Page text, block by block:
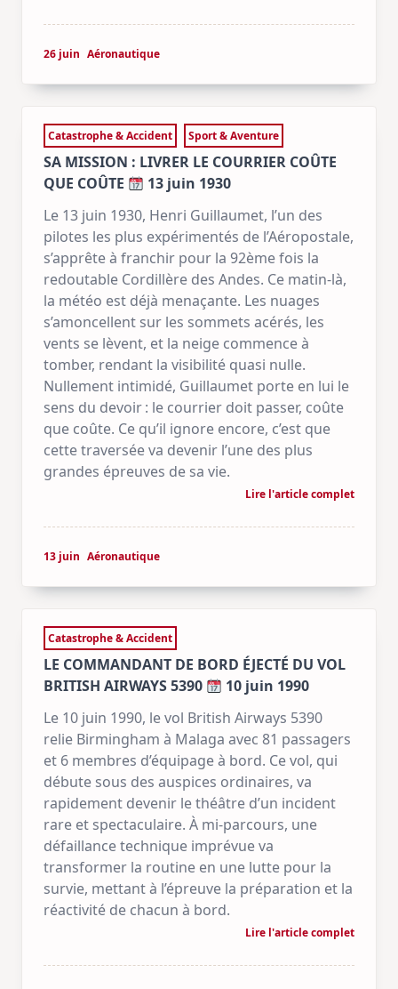
26 juin Aéronautique
Catastrophe & Accident Sport & Aventure
SA MISSION : LIVRER LE COURRIER COÛTE
QUE COÛTE
13 juin 1930
Le 13 juin 1930, Henri Guillaumet, l’un des
pilotes les plus expérimentés de l’Aéropostale,
s’apprête à franchir pour la 92ème fois la
redoutable Cordillère des Andes. Ce matin-là,
la météo est déjà menaçante. Les nuages
s’amoncellent sur les sommets acérés, les
vents se lèvent, et la neige commence à
tomber, rendant la visibilité quasi nulle.
Nullement intimidé, Guillaumet porte en lui le
sens du devoir : le courrier doit passer, coûte
que coûte. Ce qu’il ignore encore, c’est que
cette traversée va devenir l’une des plus
grandes épreuves de sa vie.
Lire l'article complet
13 juin Aéronautique
Catastrophe & Accident
LE COMMANDANT DE BORD ÉJECTÉ DU VOL
BRITISH AIRWAYS 5390
10 juin 1990
Le 10 juin 1990, le vol British Airways 5390
relie Birmingham à Malaga avec 81 passagers
et 6 membres d’équipage à bord. Ce vol, qui
débute sous des auspices ordinaires, va
rapidement devenir le théâtre d’un incident
rare et spectaculaire. À mi-parcours, une
défaillance technique imprévue va
transformer la routine en une lutte pour la
survie, mettant à l’épreuve la préparation et la
réactivité de chacun à bord.
Lire l'article complet